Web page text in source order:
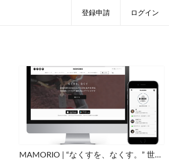
登録申請 ログイン
MAMORIO | “なくすを、なくす。” 世界最小クラスの紛失防止デバイス